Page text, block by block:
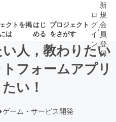
クトを掲
は
はじ
める
プロジェクト
をさがす
ロ募集終了が近いプ
ロ
グ
イ
ン
/
新
規
会
員
登
録
人，教わりたい
フォームアプリ
い！
ゲーム・サービス開発